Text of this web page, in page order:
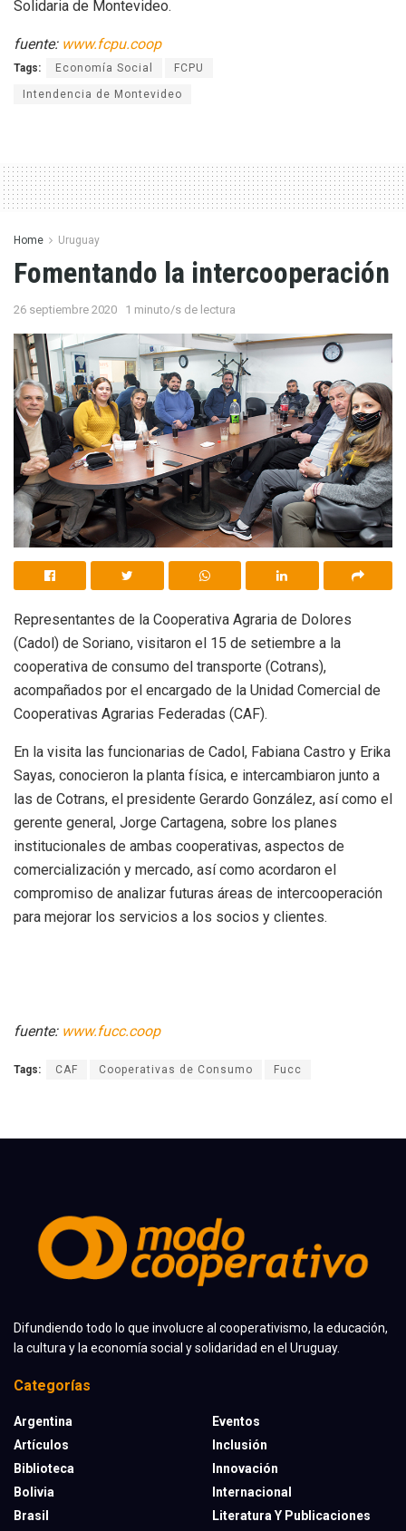
Solidaria de Montevideo.
fuente: www.fcpu.coop
Tags: Economía Social FCPU
Intendencia de Montevideo
Home Uruguay
Fomentando la intercooperación
26 septiembre 2020 1 minuto/s de lectura
Representantes de la Cooperativa Agraria de Dolores
(Cadol) de Soriano, visitaron el 15 de setiembre a la
cooperativa de consumo del transporte (Cotrans),
acompañados por el encargado de la Unidad Comercial de
Cooperativas Agrarias Federadas (CAF).
En la visita las funcionarias de Cadol, Fabiana Castro y Erika
Sayas, conocieron la planta física, e intercambiaron junto a
las de Cotrans, el presidente Gerardo González, así como el
gerente general, Jorge Cartagena, sobre los planes
institucionales de ambas cooperativas, aspectos de
comercialización y mercado, así como acordaron el
compromiso de analizar futuras áreas de intercooperación
para mejorar los servicios a los socios y clientes.
fuente: www.fucc.coop
Tags: CAF Cooperativas de Consumo Fucc
Difundiendo todo lo que involucre al cooperativismo, la educación,
la cultura y la economía social y solidaridad en el Uruguay.
Categorías
Argentina
Artículos
Biblioteca
Bolivia
Brasil
Eventos
Inclusión
Innovación
Internacional
Literatura Y Publicaciones